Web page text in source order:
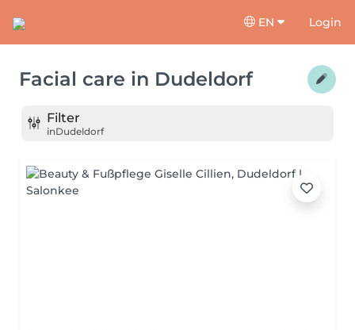
EN Login
Facial care in Dudeldorf
Filter
inDudeldorf